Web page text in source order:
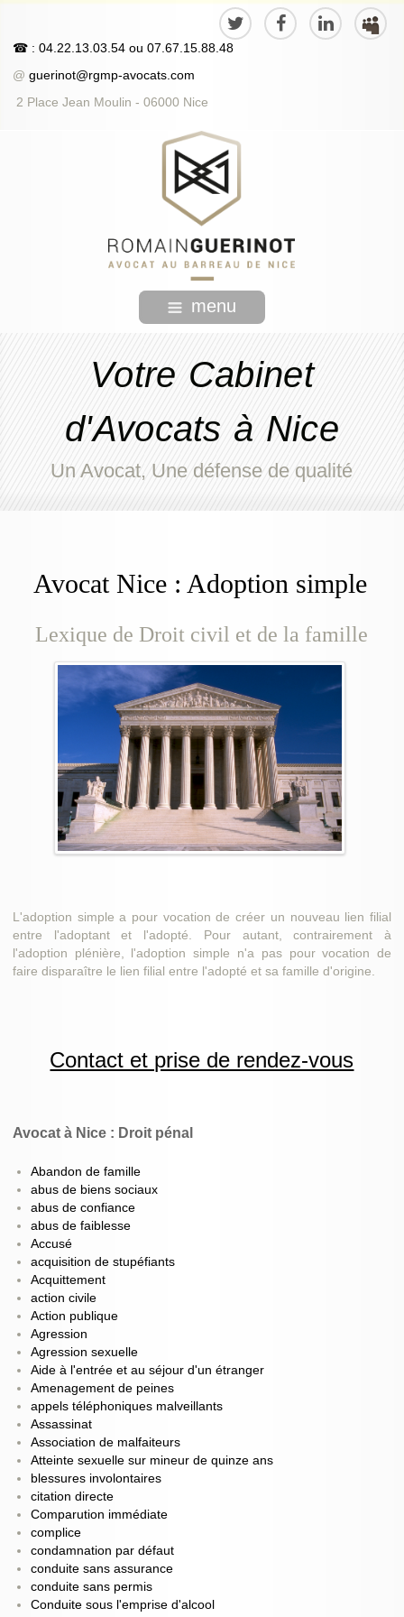
☎ : 04.22.13.03.54 ou 07.67.15.88.48
@ guerinot@rgmp-avocats.com
2 Place Jean Moulin - 06000 Nice
menu
Votre Cabinet
d'Avocats à Nice
Un Avocat, Une défense de qualité
Avocat Nice : Adoption simple
Lexique de Droit civil et de la famille
L'adoption simple a pour vocation de créer un nouveau lien filial
entre l'adoptant et l'adopté. Pour autant, contrairement à
l'adoption plénière, l'adoption simple n'a pas pour vocation de
faire disparaître le lien filial entre l'adopté et sa famille d'origine.
Contact et prise de rendez-vous
Avocat à Nice : Droit pénal
Abandon de famille
abus de biens sociaux
abus de confiance
abus de faiblesse
Accusé
acquisition de stupéfiants
Acquittement
action civile
Action publique
Agression
Agression sexuelle
Aide à l'entrée et au séjour d'un étranger
Amenagement de peines
appels téléphoniques malveillants
Assassinat
Association de malfaiteurs
Atteinte sexuelle sur mineur de quinze ans
blessures involontaires
citation directe
Comparution immédiate
complice
condamnation par défaut
conduite sans assurance
conduite sans permis
Conduite sous l'emprise d'alcool